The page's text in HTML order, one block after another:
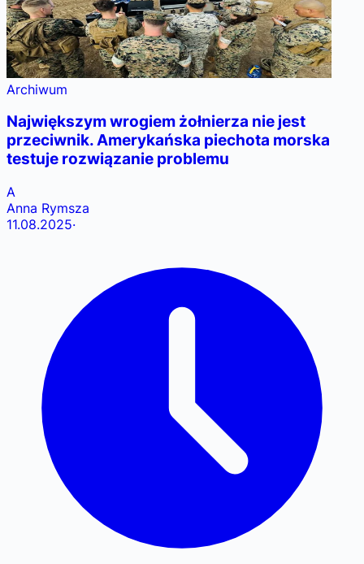
Archiwum
Największym wrogiem żołnierza nie jest
przeciwnik. Amerykańska piechota morska
testuje rozwiązanie problemu
A
Anna Rymsza
11.08.2025·